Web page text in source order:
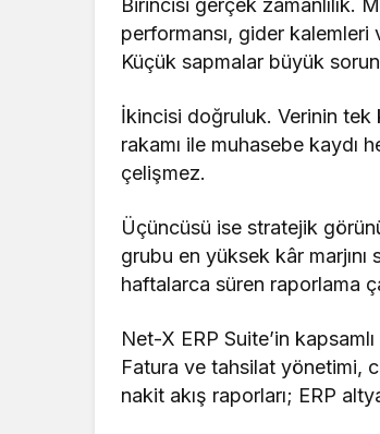
Birincisi gerçek zamanlılık.
performansı, gider
Küçük sapmalar büyük
İkincisi doğruluk. Verinin tek
rakamı ile muhasebe kaydı
çelişmez.
Üçüncüsü ise stratejik
grubu en yüksek kâr
haftalarca süren raporlama
Net-X ERP Suite’in kapsamlı
Fatura ve tahsilat yönetimi,
nakit akış raporları; ERP